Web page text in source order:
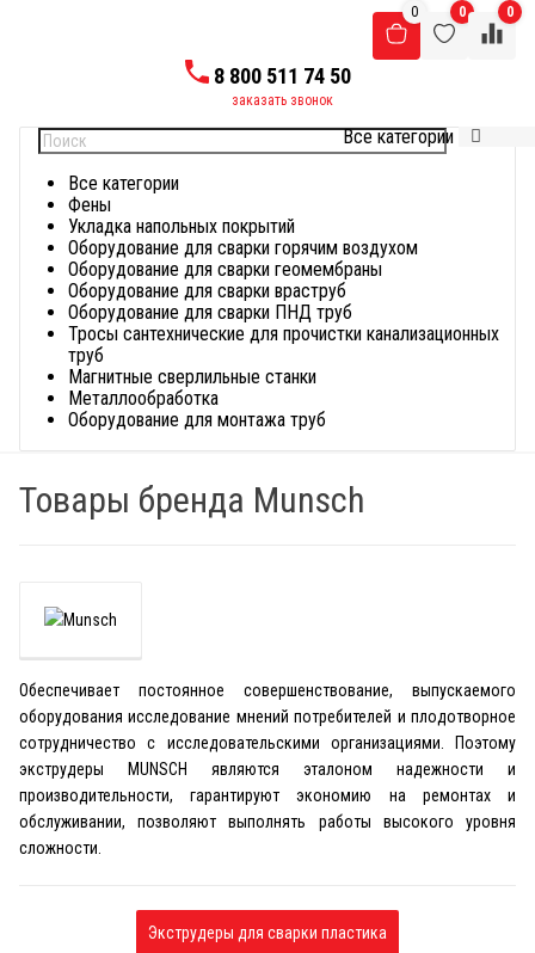
8 800 511 74 50
заказать звонок
0 0 0
Все категории
Все категории
Фены
Укладка напольных покрытий
Оборудование для сварки горячим воздухом
Оборудование для сварки геомембраны
Оборудование для сварки враструб
Оборудование для сварки ПНД труб
Тросы сантехнические для прочистки канализационных
труб
Магнитные сверлильные станки
Металлообработка
Оборудование для монтажа труб
Товары бренда Munsch
Обеспечивает постоянное совершенствование, выпускаемого
оборудования исследование мнений потребителей и плодотворное
сотрудничество с исследовательскими организациями. Поэтому
экструдеры MUNSCH являются эталоном надежности и
производительности, гарантируют экономию на ремонтах и
обслуживании, позволяют выполнять работы высокого уровня
сложности.
Экструдеры для сварки пластика